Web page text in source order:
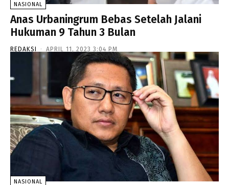
NASIONAL
Anas Urbaningrum Bebas Setelah Jalani
Hukuman 9 Tahun 3 Bulan
REDAKSI - APRIL 11, 2023 3:04 PM
NASIONAL